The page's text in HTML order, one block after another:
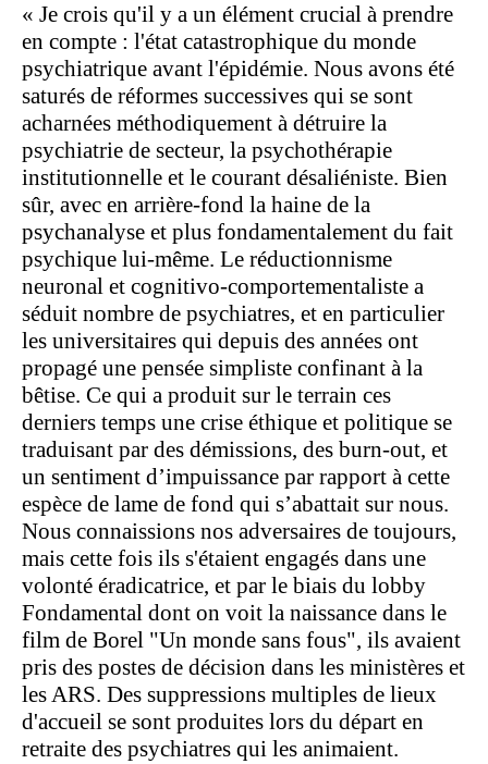
« Je crois qu'il y a un élément crucial à prendre
en compte : l'état catastrophique du monde
psychiatrique avant l'épidémie. Nous avons été
saturés de réformes successives qui se sont
acharnées méthodiquement à détruire la
psychiatrie de secteur, la psychothérapie
institutionnelle et le courant désaliéniste. Bien
sûr, avec en arrière-fond la haine de la
psychanalyse et plus fondamentalement du fait
psychique lui-même. Le réductionnisme
neuronal et cognitivo-comportementaliste a
séduit nombre de psychiatres, et en particulier
les universitaires qui depuis des années ont
propagé une pensée simpliste confinant à la
bêtise. Ce qui a produit sur le terrain ces
derniers temps une crise éthique et politique se
traduisant par des démissions, des burn-out, et
un sentiment d’impuissance par rapport à cette
espèce de lame de fond qui s’abattait sur nous.
Nous connaissions nos adversaires de toujours,
mais cette fois ils s'étaient engagés dans une
volonté éradicatrice, et par le biais du lobby
Fondamental dont on voit la naissance dans le
film de Borel "Un monde sans fous", ils avaient
pris des postes de décision dans les ministères et
les ARS. Des suppressions multiples de lieux
d'accueil se sont produites lors du départ en
retraite des psychiatres qui les animaient.